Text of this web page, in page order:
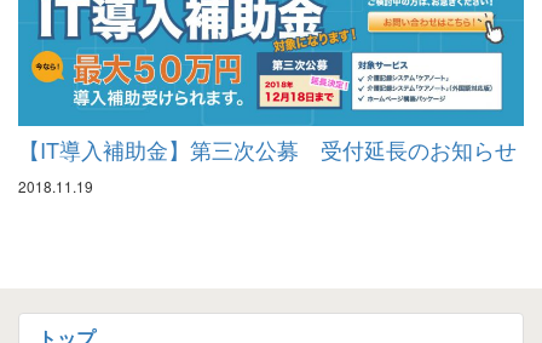
【IT導入補助金】第三次公募 受付延長のお知らせ
2018.11.19